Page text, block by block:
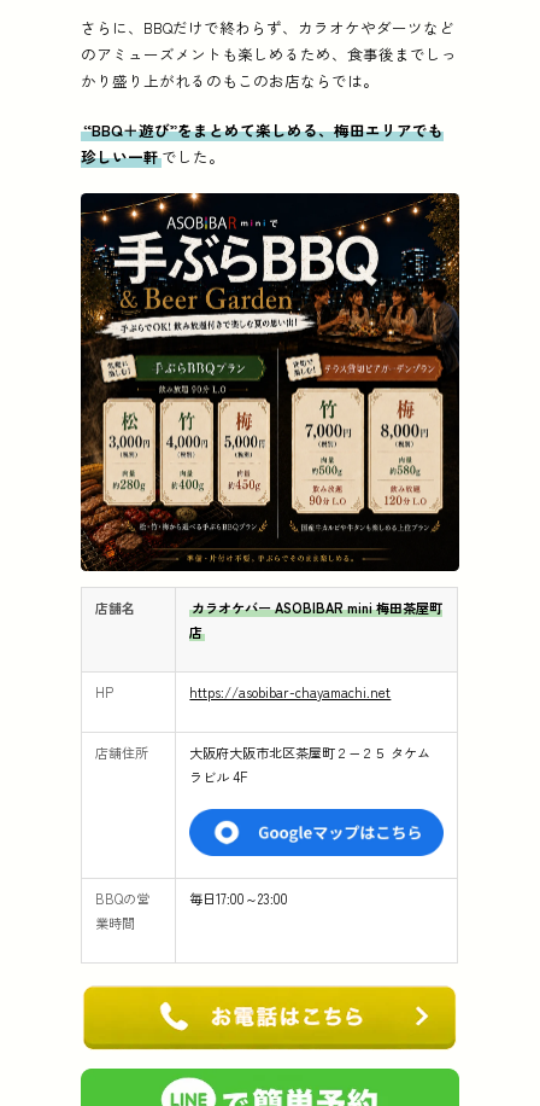
さらに、BBQだけで終わらず、カラオケやダーツなど
のアミューズメントも楽しめるため、食事後までしっ
かり盛り上がれるのもこのお店ならでは。
“BBQ＋遊び”をまとめて楽しめる、梅田エリアでも
珍しい一軒でした。
店舗名
カラオケバー ASOBIBAR mini 梅田茶屋町
店
HP https://asobibar-chayamachi.net
店舗住所
大阪府大阪市北区茶屋町２−２５ タケム
ラビル 4F
BBQの営
業時間
毎日17:00～23:00